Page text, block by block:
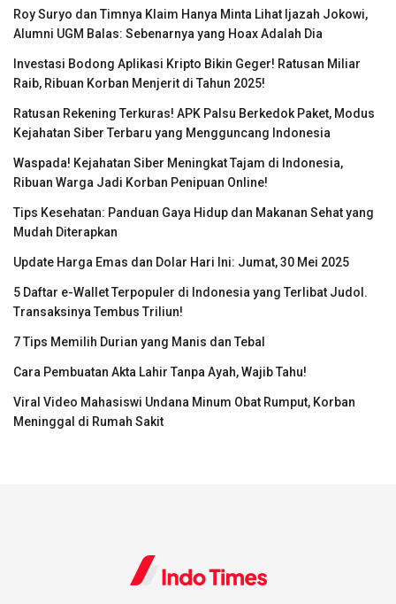
Roy Suryo dan Timnya Klaim Hanya Minta Lihat Ijazah Jokowi,
Alumni UGM Balas: Sebenarnya yang Hoax Adalah Dia
Investasi Bodong Aplikasi Kripto Bikin Geger! Ratusan Miliar
Raib, Ribuan Korban Menjerit di Tahun 2025!
Ratusan Rekening Terkuras! APK Palsu Berkedok Paket, Modus
Kejahatan Siber Terbaru yang Mengguncang Indonesia
Waspada! Kejahatan Siber Meningkat Tajam di Indonesia,
Ribuan Warga Jadi Korban Penipuan Online!
Tips Kesehatan: Panduan Gaya Hidup dan Makanan Sehat yang
Mudah Diterapkan
Update Harga Emas dan Dolar Hari Ini: Jumat, 30 Mei 2025
5 Daftar e-Wallet Terpopuler di Indonesia yang Terlibat Judol.
Transaksinya Tembus Triliun!
7 Tips Memilih Durian yang Manis dan Tebal
Cara Pembuatan Akta Lahir Tanpa Ayah, Wajib Tahu!
Viral Video Mahasiswi Undana Minum Obat Rumput, Korban
Meninggal di Rumah Sakit